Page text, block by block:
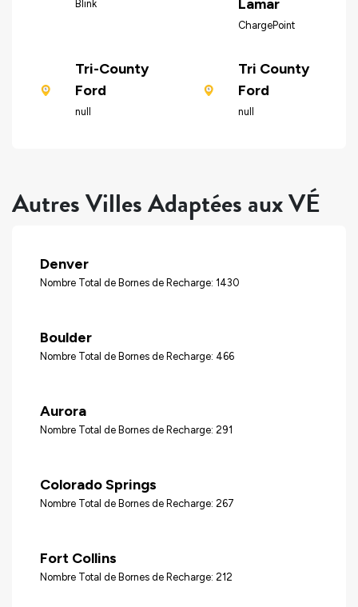
Blink Lamar
ChargePoint
Tri-County
Ford
null
Tri County
Ford
null
Autres Villes Adaptées aux VÉ
Denver
Nombre Total de Bornes de Recharge: 1430
Boulder
Nombre Total de Bornes de Recharge: 466
Aurora
Nombre Total de Bornes de Recharge: 291
Colorado Springs
Nombre Total de Bornes de Recharge: 267
Fort Collins
Nombre Total de Bornes de Recharge: 212